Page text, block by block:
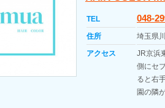
TEL 048-
住所
埼玉県
アクセス
JR京浜
側にセ
ると右
園の隣